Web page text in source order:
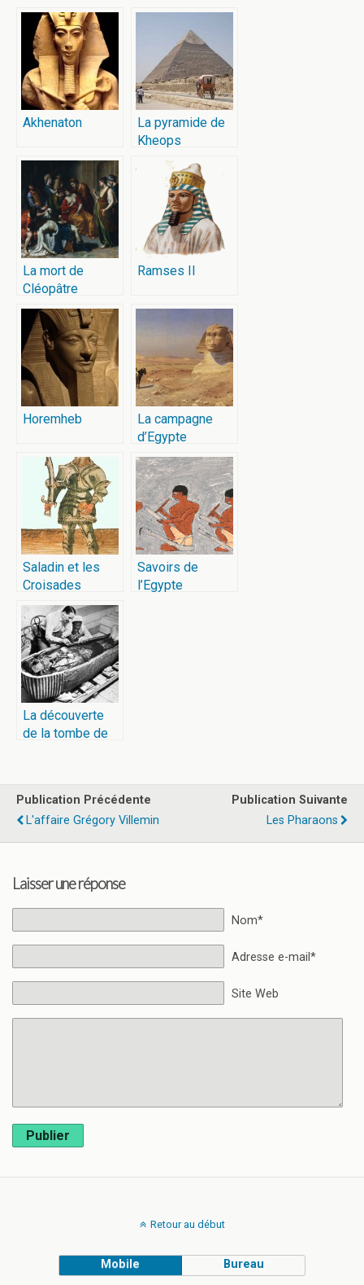
Akhenaton
La pyramide de
Kheops
La mort de
Cléopâtre
Ramses II
Horemheb
La campagne
d’Egypte
Saladin et les
Croisades
Savoirs de
l’Egypte
La découverte
de la tombe de
Publication Précédente
L'affaire Grégory Villemin
Publication Suivante
Les Pharaons
Laisser une réponse
Nom*
Adresse e-mail*
Site Web
Publier
Retour au début
Mobile Bureau